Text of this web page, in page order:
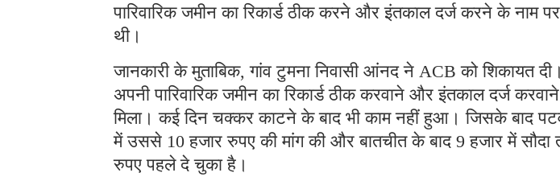
पारिवारिक जमीन का रिकार्ड ठीक करने और इंतकाल दर्ज करने के नाम
थी।
जानकारी के मुताबिक, गांव टुमना निवासी आंनद ने ACB को शिकायत
अपनी पारिवारिक जमीन का रिकार्ड ठीक करवाने और इंतकाल दर्ज
मिला। कई दिन चक्कर काटने के बाद भी काम नहीं हुआ। जिसके बाद
में उससे 10 हजार रुपए की मांग की और बातचीत के बाद 9 हजार में
रुपए पहले दे चुका है।